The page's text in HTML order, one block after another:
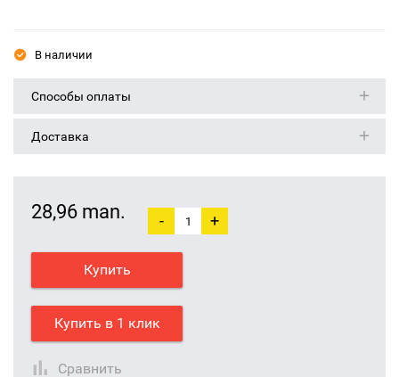
В наличии
Способы оплаты
Доставка
28,96 man. - +
Купить
Купить в 1 клик
Сравнить